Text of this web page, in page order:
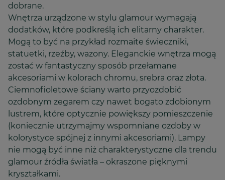
dobrane.
Wnętrza urządzone w stylu glamour wymagają
dodatków, które podkreślą ich elitarny charakter.
Mogą to być na przykład rozmaite świeczniki,
statuetki, rzeźby, wazony. Eleganckie wnętrza mogą
zostać w fantastyczny sposób przełamane
akcesoriami w kolorach chromu, srebra oraz złota.
Ciemnofioletowe ściany warto przyozdobić
ozdobnym zegarem czy nawet bogato zdobionym
lustrem, które optycznie powiększy pomieszczenie
(koniecznie utrzymajmy wspomniane ozdoby w
kolorystyce spójnej z innymi akcesoriami). Lampy
nie mogą być inne niż charakterystyczne dla trendu
glamour źródła światła – okraszone pięknymi
kryształkami.